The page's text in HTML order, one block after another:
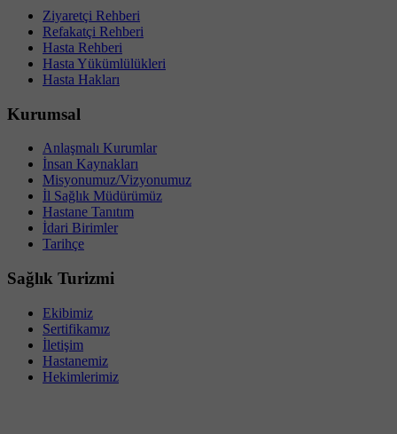
Ziyaretçi Rehberi
Refakatçi Rehberi
Hasta Rehberi
Hasta Yükümlülükleri
Hasta Hakları
Kurumsal
Anlaşmalı Kurumlar
İnsan Kaynakları
Misyonumuz/Vizyonumuz
İl Sağlık Müdürümüz
Hastane Tanıtım
İdari Birimler
Tarihçe
Sağlık Turizmi
Ekibimiz
Sertifikamız
İletişim
Hastanemiz
Hekimlerimiz